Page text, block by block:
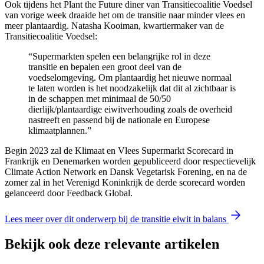
Ook tijdens het Plant the Future diner van Transitiecoalitie Voedsel
van vorige week draaide het om de transitie naar minder vlees en
meer plantaardig. Natasha Kooiman, kwartiermaker van de
Transitiecoalitie Voedsel:
“Supermarkten spelen een belangrijke rol in deze
transitie en bepalen een groot deel van de
voedselomgeving. Om plantaardig het nieuwe normaal
te laten worden is het noodzakelijk dat dit al zichtbaar is
in de schappen met minimaal de 50/50
dierlijk/plantaardige eiwitverhouding zoals de overheid
nastreeft en passend bij de nationale en Europese
klimaatplannen.”
Begin 2023 zal de Klimaat en Vlees Supermarkt Scorecard in
Frankrijk en Denemarken worden gepubliceerd door respectievelijk
Climate Action Network en Dansk Vegetarisk Forening, en na de
zomer zal in het Verenigd Koninkrijk de derde scorecard worden
gelanceerd door Feedback Global.
Lees meer over dit onderwerp bij de transitie eiwit in balans
Bekijk ook deze relevante artikelen